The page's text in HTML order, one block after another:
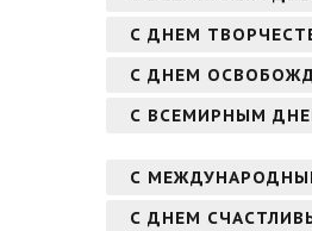
С ДНЕМ
С ДНЕМ
С ВСЕМИРНЫМ
С
С ДНЕМ